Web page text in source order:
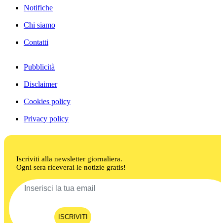
Notifiche
Chi siamo
Contatti
Pubblicità
Disclaimer
Cookies policy
Privacy policy
Iscriviti alla newsletter giornaliera.
Ogni sera riceverai le notizie gratis!
ISCRIVITI